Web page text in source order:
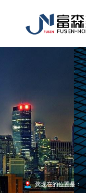
您现在的位置是：